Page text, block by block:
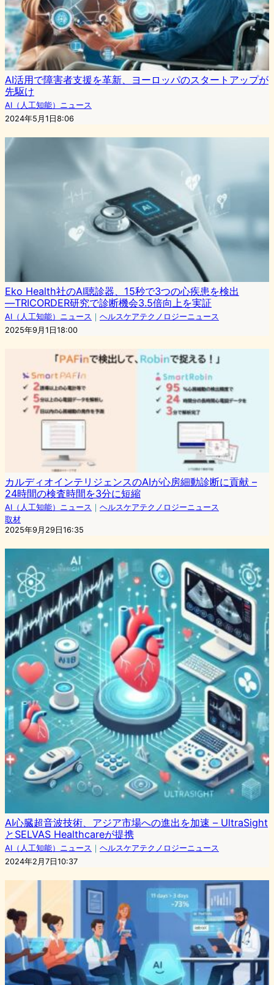
AI活用で障害者支援を革新、ヨーロッパのスタートアップが
先駆け
AI（人工知能）ニュース
2024年5月1日8:06
Eko Health社のAI聴診器、15秒で3つの心疾患を検出
―TRICORDER研究で診断機会3.5倍向上を実証
AI（人工知能）ニュース ｜ ヘルスケアテクノロジーニュース
2025年9月1日18:00
カルディオインテリジェンスのAIが心房細動診断に貢献 –
24時間の検査時間を3分に短縮
AI（人工知能）ニュース ｜ ヘルスケアテクノロジーニュース
取材
2025年9月29日16:35
AI心臓超音波技術、アジア市場への進出を加速 – UltraSight
とSELVAS Healthcareが提携
AI（人工知能）ニュース ｜ ヘルスケアテクノロジーニュース
2024年2月7日10:37